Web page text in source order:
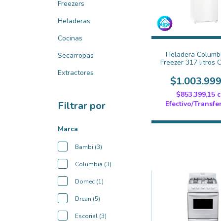
Freezers
Heladeras
Cocinas
Secarropas
Extractores
Filtrar por
Marca
Bambi (3)
Columbia (3)
Domec (1)
Drean (5)
Escorial (3)
Heladera
Freezer 317 litros
$853.399,15
Efectivo/